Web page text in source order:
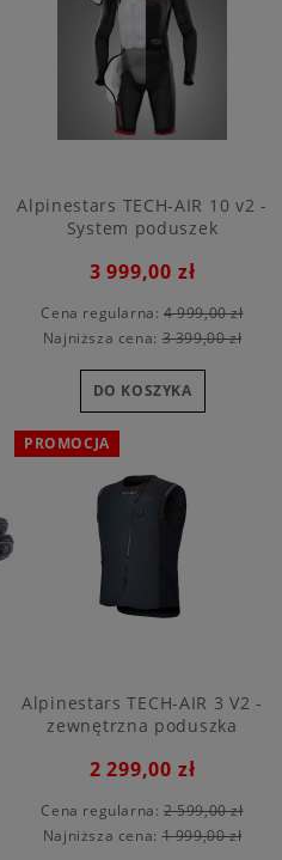
Alpinestars TECH-AIR 10 v2 -
System poduszek
3 999,00 zł
Cena regularna: 4 999,00 zł
Najniższa cena:3 399,00 zł
DO KOSZYKA
Alpinestars TECH-AIR 3 V2 -
zewnętrzna poduszka
2 299,00 zł
Cena regularna: 2 599,00 zł
Najniższa cena:1 999,00 zł
PROMOCJA